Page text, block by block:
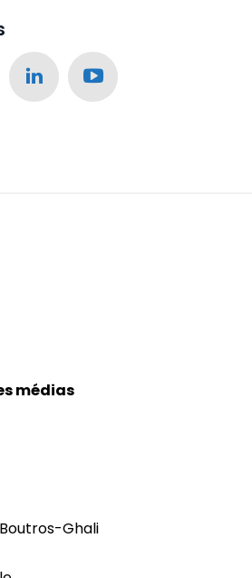
médias
Ghali